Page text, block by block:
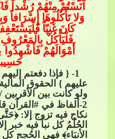
آنَسْتُمْ مِنْهُمْ رُشْداً
وَلا تَأْكُلُوهَا إِسْرَافاً
كَانَ غَنِيّاً
فَلْيَأْكُلْ بِالْمَعْرُوفِ
أَمْوَالَهُمْ
1- { فإذا دفعتم
عليهم } الحقوق
ولو كانت بين الأقربين
2-ألفاظ في​​ #القرآن
نكاح فيه تزوج إلا:
الحُلُمُ كل نبأ فيه خبر
الأنبَاء﴾ فهي الحُجج